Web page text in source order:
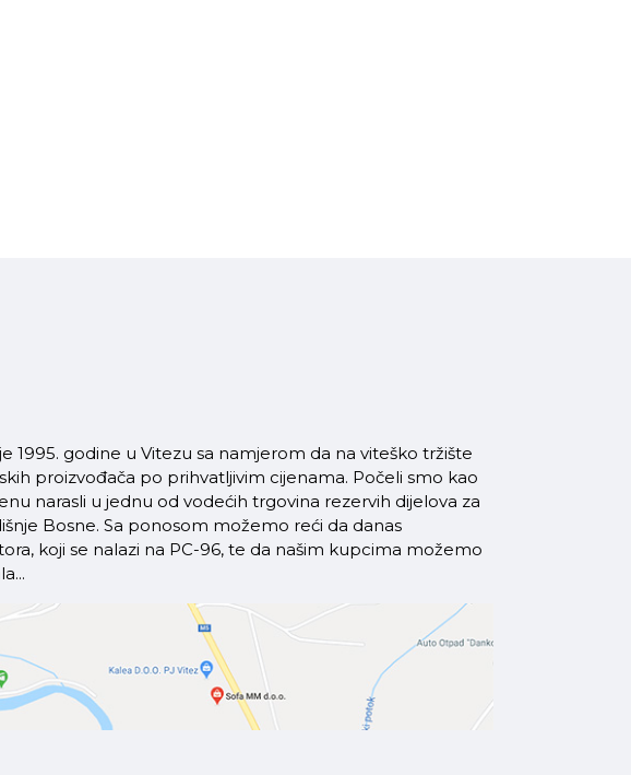
1995. godine u Vitezu sa namjerom da na viteško tržište
proizvođača po prihvatljivim cijenama. Počeli smo kao
narasli u jednu od vodećih trgovina rezervih dijelova za
Bosne. Sa ponosom možemo reći da danas
koji se nalazi na PC-96, te da našim kupcima možemo